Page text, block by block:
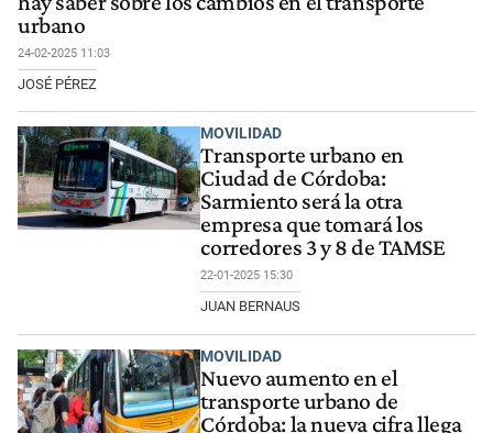
urbano
24-02-2025 11:03
JOSÉ PÉREZ
MOVILIDAD
Transporte urbano en
Ciudad de Córdoba:
Sarmiento será la otra
empresa que tomará los
corredores 3 y 8 de TAMSE
22-01-2025 15:30
JUAN BERNAUS
MOVILIDAD
Nuevo aumento en el
transporte urbano de
Córdoba: la nueva cifra llega